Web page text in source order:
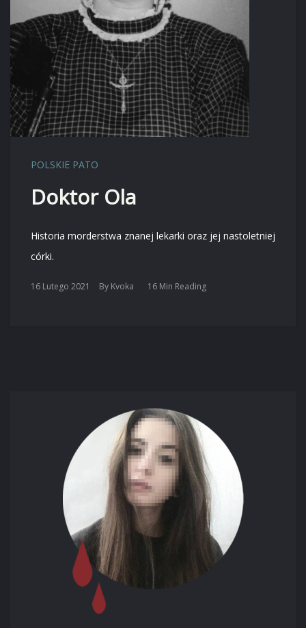
POLSKIE PATO
Doktor Ola
Historia morderstwa znanej lekarki oraz jej nastoletniej
córki.
16 Lutego 2021 By Kvoka 16 Min Reading